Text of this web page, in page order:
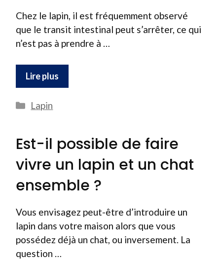
Chez le lapin, il est fréquemment observé
que le transit intestinal peut s’arrêter, ce qui
n’est pas à prendre à …
Lire plus
Catégories
Lapin
Est-il possible de faire
vivre un lapin et un chat
ensemble ?
Vous envisagez peut-être d’introduire un
lapin dans votre maison alors que vous
possédez déjà un chat, ou inversement. La
question …